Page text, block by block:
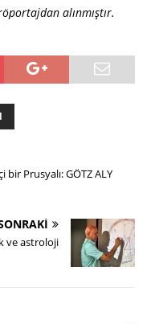
alınmıştır.
Prusyalı: GÖTZ ALY
ve astroloji